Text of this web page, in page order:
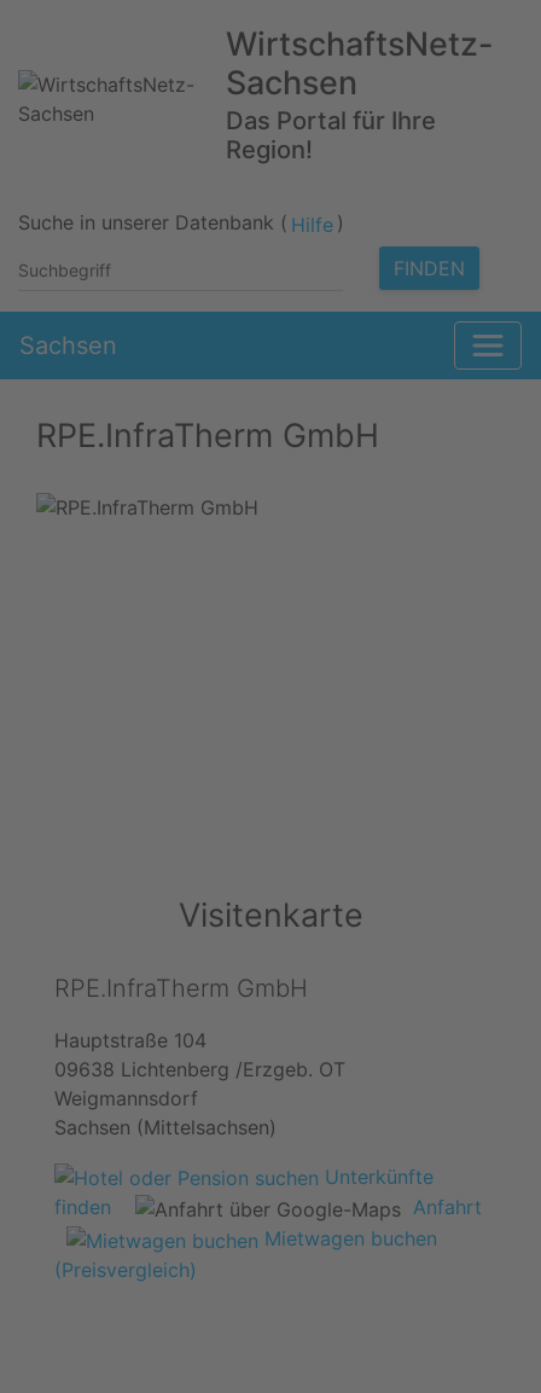
WirtschaftsNetz-
Sachsen
Das Portal für Ihre
Region!
Suche in unserer Datenbank ( Hilfe )
FINDEN
Sachsen
RPE.InfraTherm GmbH
Visitenkarte
RPE.InfraTherm GmbH
Hauptstraße 104
09638 Lichtenberg /Erzgeb. OT
Weigmannsdorf
Sachsen (Mittelsachsen)
Unterkünfte
finden
Anfahrt
Mietwagen buchen
(Preisvergleich)